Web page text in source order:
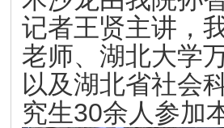
记者王贤主讲，
老师、湖北大学
以及湖北省社会
究生30余人参加